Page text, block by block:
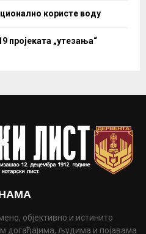
користе воду
пројеката „утезања“
објективно и истинито
догађајима, људима и појавама